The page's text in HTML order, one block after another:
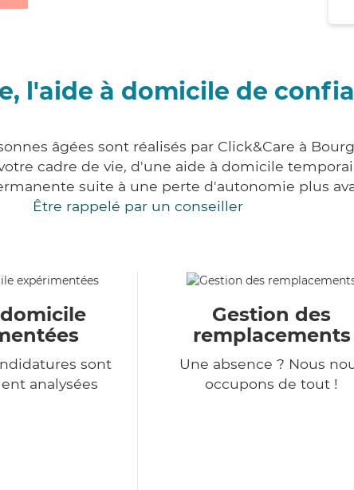
l'aide à domicile de
âgées sont réalisés par Click&Care à
cadre de vie, d'une aide à domicile
suite à une perte d'autonomie plus
Être rappelé par un conseiller
sont
analysées
Gestion des
remplacements
Une absence ? Nous
occupons de tout !